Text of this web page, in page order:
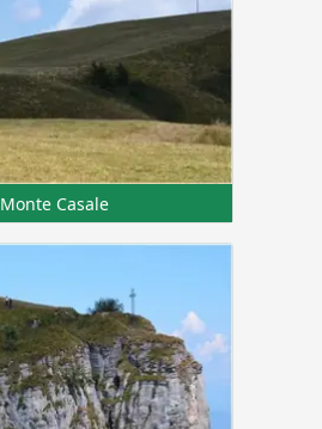
Monte Casale